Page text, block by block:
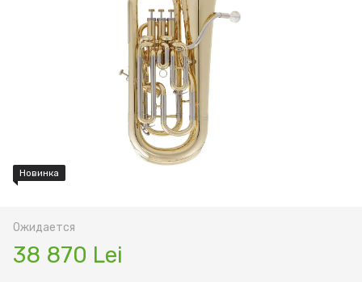
Новинка
Ожидается
38 870 Lei